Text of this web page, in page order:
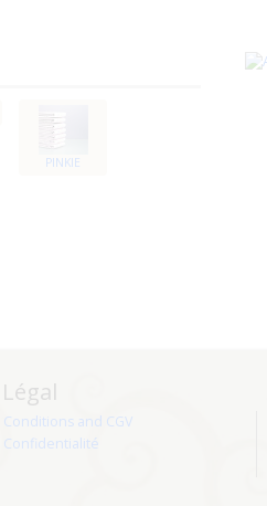
PINKIE
Légal
Conditions and CGV
Confidentialité